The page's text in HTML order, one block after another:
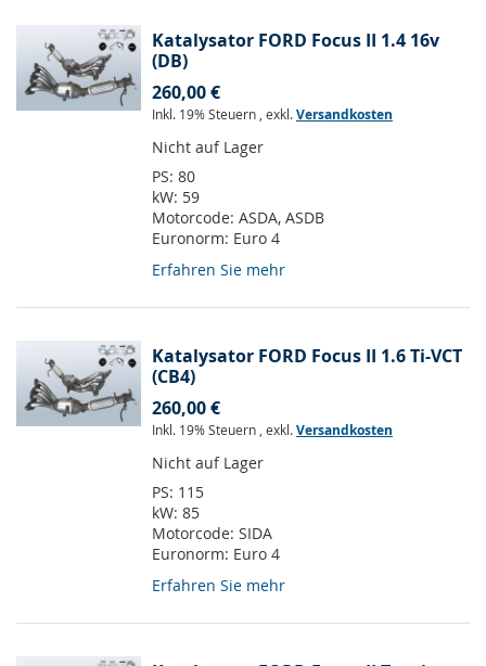
Katalysator FORD Focus II 1.4 16v
(DB)
260,00 €
Inkl. 19% Steuern , exkl.Versandkosten
Nicht auf Lager
PS: 80
kW: 59
Motorcode: ASDA, ASDB
Euronorm: Euro 4
Erfahren Sie mehr
Katalysator FORD Focus II 1.6 Ti-VCT
(CB4)
260,00 €
Inkl. 19% Steuern , exkl.Versandkosten
Nicht auf Lager
PS: 115
kW: 85
Motorcode: SIDA
Euronorm: Euro 4
Erfahren Sie mehr